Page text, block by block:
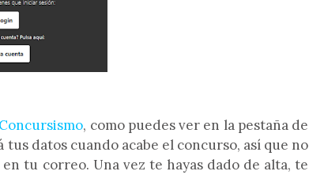
Concursismo, como puedes ver en la pestaña de
datos cuando acabe el concurso, así que no
tu correo. Una vez te hayas dado de alta, te